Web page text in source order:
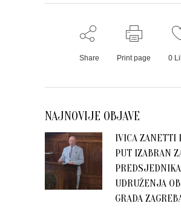
Share Print page 0
NAJNOVIJE OBJAVE
IVICA ZANETTI
PUT IZABRAN
PREDSJEDNIKA
UDRUŽENJA
GRADA